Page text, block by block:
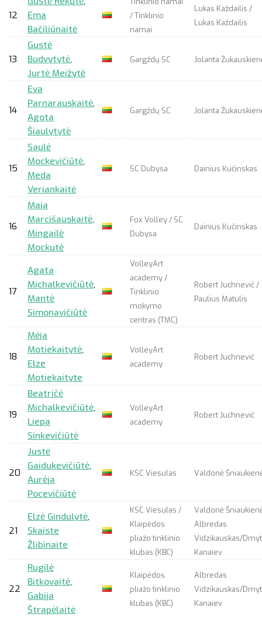
12
Ema
Bačiliūnaitė
/ Tinklinio
namai
Lukas Každailis /
Lukas Každailis
13
Gustė
Budvytytė,
Jurtė Meižytė
Gargždų SC Jolanta
14
Eva
Parnarauskaitė,
Agota
Šiaulytytė
Gargždų SC Jolanta
15
Saulė
Mockevičiūtė,
Meda
Veriankaitė
SC Dubysa Dainius Kučinskas
16
Maja
Marcišauskaitė,
Mingailė
Mockutė
Fox Volley / SC
Dubysa
Dainius Kučinskas
17
Agata
Michalkevičiūtė,
Mantė
Simonavičiūtė
VolleyArt
academy /
Tinklinio
mokymo
centras (TMC)
Robert Juchnevič /
Paulius Matulis
18
Mėja
Motiekaitytė,
Elze
Motiekaityte
VolleyArt
academy
Robert Juchnevič
19
Beatričė
Michalkevičiūtė,
Liepa
Sinkevičiūtė
VolleyArt
academy
Robert Juchnevič
20
Justė
Gaidukevičiūtė,
Aurėja
Pocevičiūtė
KSC Viesulas Valdonė
21
Elzė Gindulytė,
Skaiste
Žlibinaite
KSC Viesulas /
Klaipėdos
pliažo tinklinio
klubas (KBC)
Valdonė
Albredas
Vidzikauskas/
Kanaiev
22
Rugilė
Bitkovaitė,
Gabija
Štrapėlaitė
Klaipėdos
pliažo tinklinio
klubas (KBC)
Albredas
Vidzikauskas/
Kanaiev